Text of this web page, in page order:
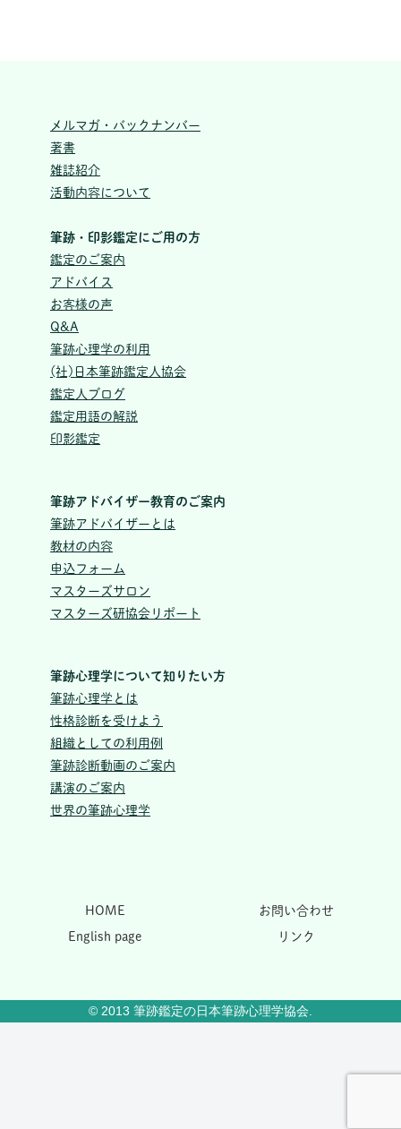
メルマガ・バックナンバー
著書
雑誌紹介
活動内容について
筆跡・印影鑑定にご用の方
鑑定のご案内
アドバイス
お客様の声
Q&A
筆跡心理学の利用
(社)日本筆跡鑑定人協会
鑑定人ブログ
鑑定用語の解説
印影鑑定
筆跡アドバイザー教育のご案内
筆跡アドバイザーとは
教材の内容
申込フォーム
マスターズサロン
マスターズ研協会リポート
筆跡心理学について知りたい方
筆跡心理学とは
性格診断を受けよう
組織としての利用例
筆跡診断動画のご案内
講演のご案内
世界の筆跡心理学
HOME お問い合わせ
English page リンク
© 2013 筆跡鑑定の日本筆跡心理学協会.